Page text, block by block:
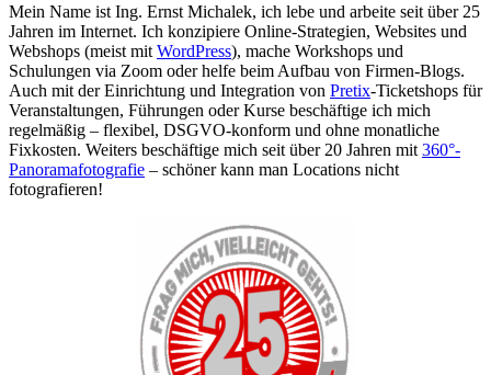
Mein Name ist Ing. Ernst Michalek, ich lebe und arbeite seit über 25
Jahren im Internet. Ich konzipiere Online-Strategien, Websites und
Webshops (meist mit WordPress), mache Workshops und
Schulungen via Zoom oder helfe beim Aufbau von Firmen-Blogs.
Auch mit der Einrichtung und Integration von Pretix-Ticketshops für
Veranstaltungen, Führungen oder Kurse beschäftige ich mich
regelmäßig – flexibel, DSGVO-konform und ohne monatliche
Fixkosten. Weiters beschäftige mich seit über 20 Jahren mit 360°-
Panoramafotografie – schöner kann man Locations nicht
fotografieren!